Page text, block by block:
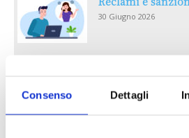
Consenso Dettagli
30 Giugno 2026
30 Giugno 2026